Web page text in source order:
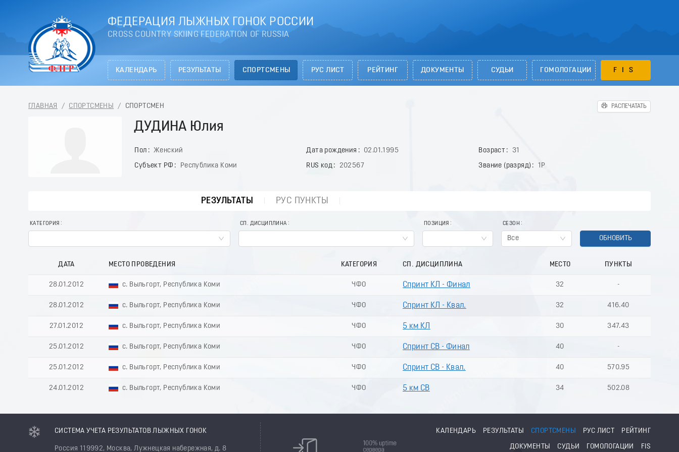
ФЕДЕРАЦИЯ ЛЫЖНЫХ ГОНОК РОССИИ
CROSS COUNTRY SKIING FEDERATION OF RUSSIA
КАЛЕНДАРЬ РЕЗУЛЬТАТЫ СПОРТСМЕНЫ РУС ЛИСТ РЕЙТИНГ ДОКУМЕНТЫ СУДЬИ ГОМОЛОГАЦИИ FIS
ГЛАВНАЯ / СПОРТСМЕНЫ / СПОРТСМЕН РАСПЕЧАТАТЬ
ДУДИНА Юлия
Пол Женский Дата рождения 02.01.1995 Возраст
31
Субъект РФ
Республика Коми RUS код 202567 Звание (разряд) 1Р
РЕЗУЛЬТАТЫ РУС ПУНКТЫ
КАТЕГОРИЯ СП. ДИСЦИПЛИНА ПОЗИЦИЯ СЕЗОН
Все ОБНОВИТЬ
ДАТА МЕСТО ПРОВЕДЕНИЯ КАТЕГОРИЯ СП. ДИСЦИПЛИНА МЕСТО ПУНКТЫ
28.01.2012 с. Выльгорт, Республика Коми ЧФО Спринт КЛ - Финал 32 -
28.01.2012 с. Выльгорт, Республика Коми ЧФО Спринт КЛ - Квал. 32 416.40
27.01.2012 с. Выльгорт, Республика Коми ЧФО 5 км КЛ 30 347.43
25.01.2012 с. Выльгорт, Республика Коми ЧФО Спринт СВ - Финал 40 -
25.01.2012 с. Выльгорт, Республика Коми ЧФО Спринт СВ - Квал. 40 570.95
24.01.2012 с. Выльгорт, Республика Коми ЧФО 5 км СВ 34 502.08
СИСТЕМА УЧЕТА РЕЗУЛЬТАТОВ ЛЫЖНЫХ ГОНОК
Россия 119992, Москва, Лужнецкая набережная, д. 8
КАЛЕНДАРЬ РЕЗУЛЬТАТЫ СПОРТСМЕНЫ РУС ЛИСТ РЕЙТИНГ
ДОКУМЕНТЫ СУДЬИ ГОМОЛОГАЦИИ FIS